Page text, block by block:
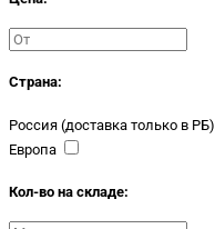
Страна:
Россия (доставка только в РБ)
Европа
Кол-во на складе: